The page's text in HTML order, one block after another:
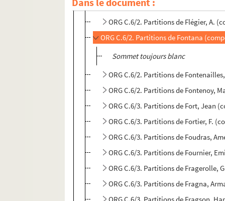
ORG C.6/2. Partitions de Flament, A.
ORG C.6/2. Partitions de Flégier, A.
ORG C.6/2. Partitions de Fontana
Sommet toujours blanc
ORG C.6/2. Partitions de
ORG C.6/2. Partitions de Fontenoy,
ORG C.6/3. Partitions de Fort, Jean
ORG C.6/3. Partitions de Fortier, F.
ORG C.6/3. Partitions de Foudras,
ORG C.6/3. Partitions de Fournier,
ORG C.6/3. Partitions de Fragerolle,
ORG C.6/3. Partitions de Fragna,